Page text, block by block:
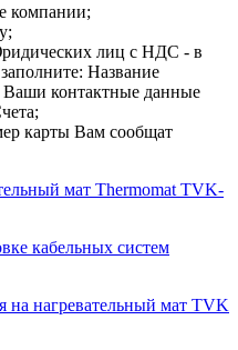
компании;
лиц с НДС - в
Название
контактные данные
карты Вам сообщат
мат Thermomat TVK-
кабельных систем
на нагревательный мат TVK